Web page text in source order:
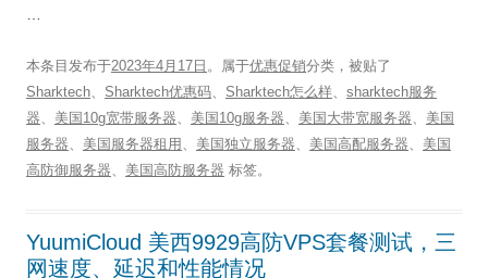
本条目发布于2023年4月17日 。属于优惠促销分类，被贴了
Sharktech、 Sharktech优惠码、 Sharktech怎么样、 sharktech服务
器、 美国10g宽带服务器、 美国10g服务器、 美国大带宽服务器、 美国
服务器、 美国服务器租用 、 美国独立服务器、 美国高配服务器、 美国
高防御服务器、 美国高防服务器 标签。
YuumiCloud 美西9929高防VPS套餐测试，三
网速度、延迟和性能情况